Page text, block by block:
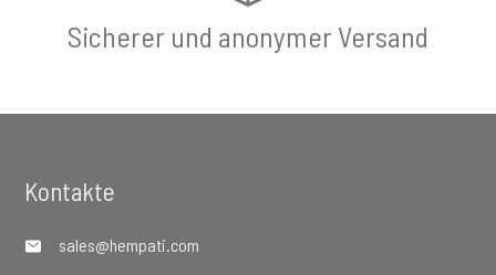
Sicherer und anonymer Versand
Footer
Kontakte
sales@hempati.com